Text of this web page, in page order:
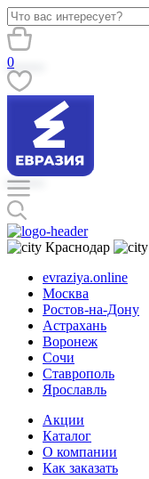
0
Краснодар
evraziya.online
Москва
Ростов-на-Дону
Астрахань
Воронеж
Сочи
Ставрополь
Ярославль
Акции
Каталог
О компании
Как заказать